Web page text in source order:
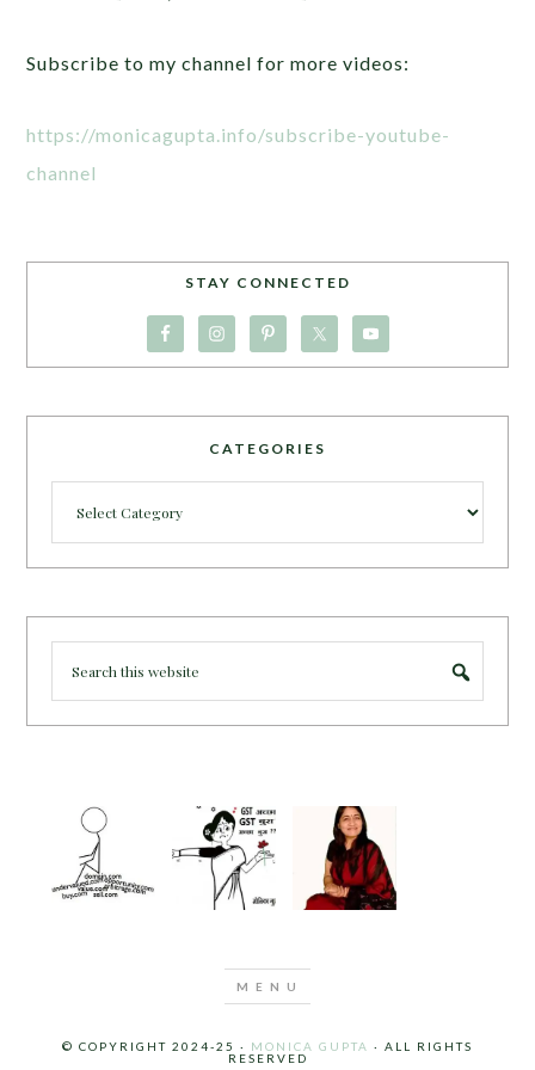
Subscribe to my channel for more videos:
https://monicagupta.info/subscribe-youtube-
channel
STAY CONNECTED
CATEGORIES
© COPYRIGHT 2024-25 · MONICA GUPTA · ALL RIGHTS
RESERVED